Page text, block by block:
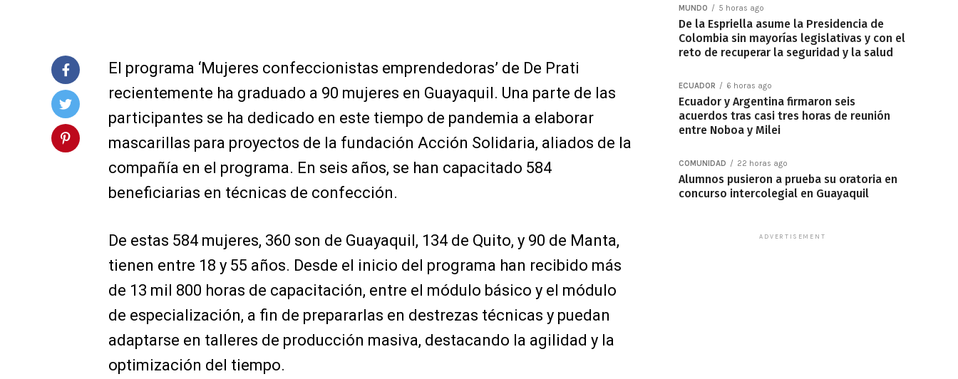
El programa ‘Mujeres confeccionistas emprendedoras’ de De Prati
recientemente ha graduado a 90 mujeres en Guayaquil. Una parte de las
participantes se ha dedicado en este tiempo de pandemia a elaborar
mascarillas para proyectos de la fundación Acción Solidaria, aliados de la
compañía en el programa. En seis años, se han capacitado 584
beneficiarias en técnicas de confección.
De estas 584 mujeres, 360 son de Guayaquil, 134 de Quito, y 90 de Manta,
tienen entre 18 y 55 años. Desde el inicio del programa han recibido más
de 13 mil 800 horas de capacitación, entre el módulo básico y el módulo
de especialización, a fin de prepararlas en destrezas técnicas y puedan
adaptarse en talleres de producción masiva, destacando la agilidad y la
optimización del tiempo.
MUNDO 5 horas ago
De la Espriella asume la Presidencia de
Colombia sin mayorías legislativas y con el
reto de recuperar la seguridad y la salud
ECUADOR 6 horas ago
Ecuador y Argentina firmaron seis
acuerdos tras casi tres horas de reunión
entre Noboa y Milei
COMUNIDAD 22 horas ago
Alumnos pusieron a prueba su oratoria en
concurso intercolegial en Guayaquil
ADVERTISEMENT